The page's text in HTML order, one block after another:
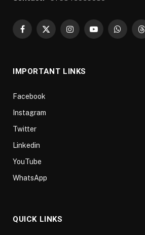
Facebook
X
InstagramYouTube
IMPORTANT LINKS
Facebook
Instagram
Twitter
Linkedin
YouTube
WhatsApp
QUICK LINKS